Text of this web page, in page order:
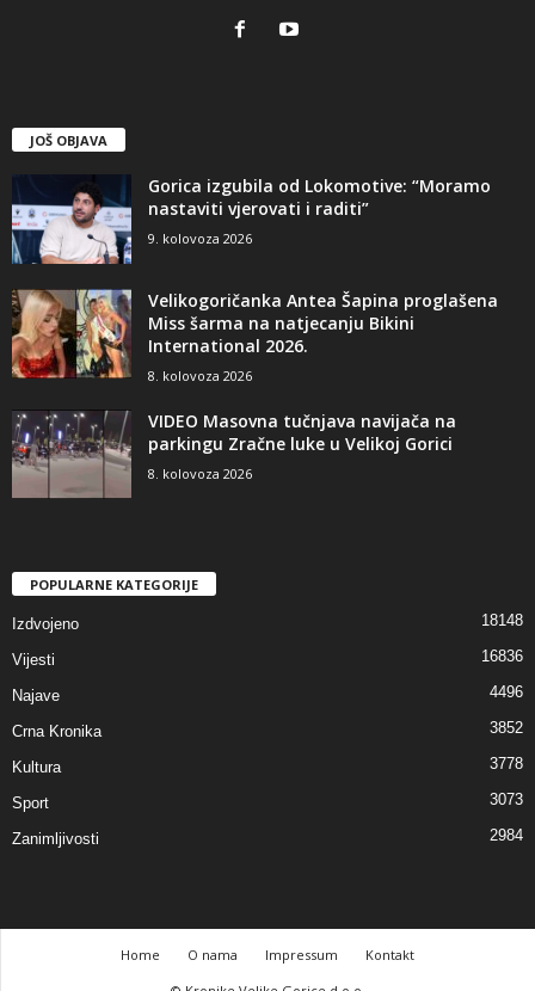
JOŠ OBJAVA
Gorica izgubila od Lokomotive: “Moramo
nastaviti vjerovati i raditi”
9. kolovoza 2026
Velikogoričanka Antea Šapina proglašena
Miss šarma na natjecanju Bikini
International 2026.
8. kolovoza 2026
VIDEO Masovna tučnjava navijača na
parkingu Zračne luke u Velikoj Gorici
8. kolovoza 2026
POPULARNE KATEGORIJE
Izdvojeno 18148
Vijesti 16836
Najave 4496
Crna Kronika 3852
Kultura 3778
Sport 3073
Zanimljivosti 2984
Home O nama Impressum
Kontakt